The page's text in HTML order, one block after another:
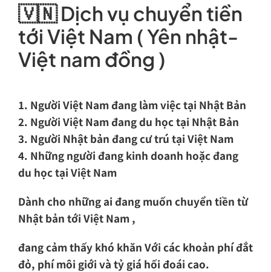
🇻🇳Dịch vụ chuyển tiền
tới Việt Nam ( Yên nhật-
Việt nam đồng )
1. Người Việt Nam đang làm việc tại Nhật Bản
2. Người Việt Nam đang du học tại Nhật Bản
3. Người Nhật bản đang cư trú tại Việt Nam
4. Những người đang kinh doanh hoặc đang
du học tại Việt Nam
Dành cho những ai đang muốn chuyển tiền từ
Nhật bản tới Việt Nam ,
đang cảm thấy khó khăn Với các khoản phí đắt
đỏ, phí môi giới và tỷ giá hối đoái cao.